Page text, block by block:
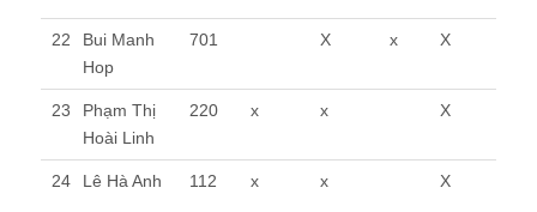
22
Bui Manh
Hop
701 X x X
23
Phạm Thị
Hoài Linh
220 x x X
24 Lê Hà Anh 112 x x X